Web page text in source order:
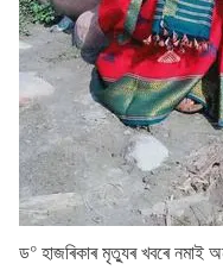
ড° হাজৰিকাৰ মৃত্যুৰ খবৰে নমাই